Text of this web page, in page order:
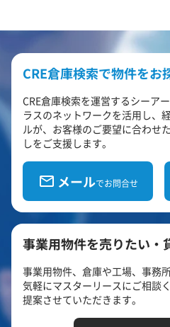
CRE倉庫検索で物件をお
CRE倉庫検索を運営するシーア
ラスのネットワークを活用し、
ルが、お客様のご要望に合わせ
しをご支援します。
メールでお問合せ
事業用物件を売りたい・
事業用物件、倉庫や工場、事務
気軽にマスターリースにご相談
提案させていただきます。